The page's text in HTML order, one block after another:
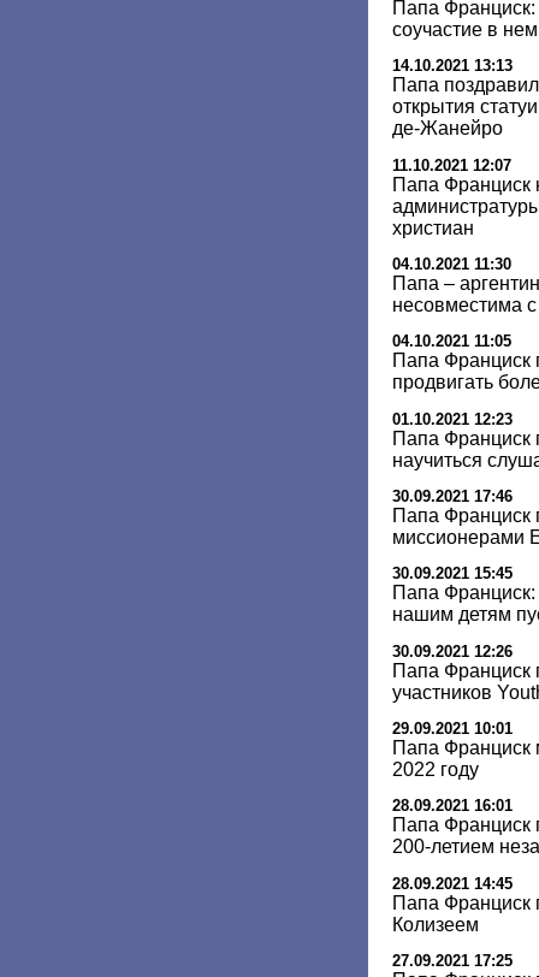
Папа Франциск:
соучастие в
14.10.2021 13:13
Папа
открытия
де-Жанейро
11.10.2021 12:07
Папа Франциск
христиан
04.10.2021 11:30
Папа –
несовместима
04.10.2021 11:05
Папа Франциск
продвигать
01.10.2021 12:23
Папа Франциск
научиться
30.09.2021 17:46
Папа Франциск
миссионерами
30.09.2021 15:45
Папа
нашим детям
30.09.2021 12:26
Папа Франциск
участников
29.09.2021 10:01
Папа Франциск
2022 году
28.09.2021 16:01
Папа Франциск
200-летием
28.09.2021 14:45
Папа Франциск
Колизеем
27.09.2021 17:25